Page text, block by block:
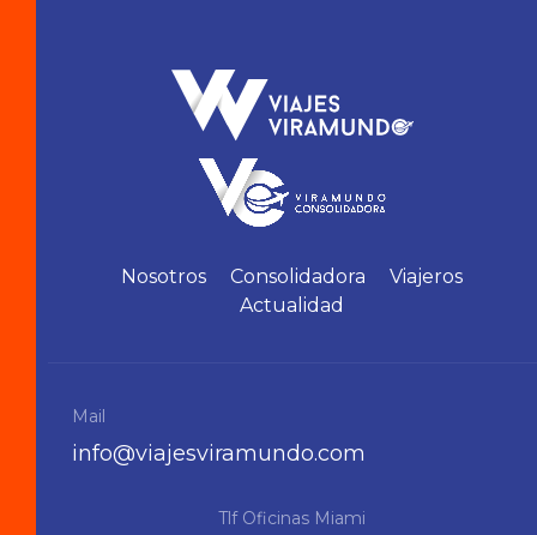
Nosotros Consolidadora
Viajeros
Actualidad
Mail
info@viajesviramundo.com
Tlf Oficinas Miami